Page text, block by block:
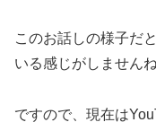
このお話しの様子だ
いる感じがしませんね
ですので、現在は